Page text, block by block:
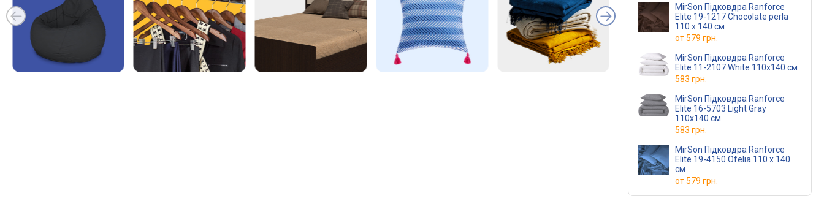
MirSon Підковдра Ranforce
Elite 19-1217 Chocolate perla
110 x 140 см
от579 грн.
MirSon Підковдра Ranforce
Elite 11-2107 White 110х140 см
583 грн.
MirSon Підковдра Ranforce
Elite 16-5703 Light Gray
110х140 см
583 грн.
MirSon Підковдра Ranforce
Elite 19-4150 Ofelia 110 x 140
см
от579 грн.